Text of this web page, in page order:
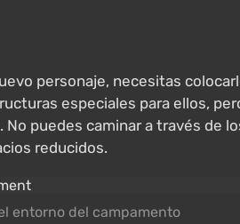
personaje, necesitas
especiales para ellos,
puedes caminar a través de
reducidos.
entorno del campamento